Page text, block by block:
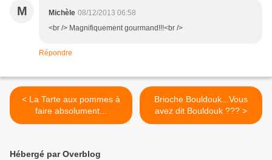
M Michèle 08/12/2013 06:58
<br /> Magnifiquement gourmand!!!<br />
Répondre
< La Tarte aux pommes à
faire absolument...
Brioche Bouldouk...Vous
avez dit Bouldouk ??? >
Hébergé par Overblog